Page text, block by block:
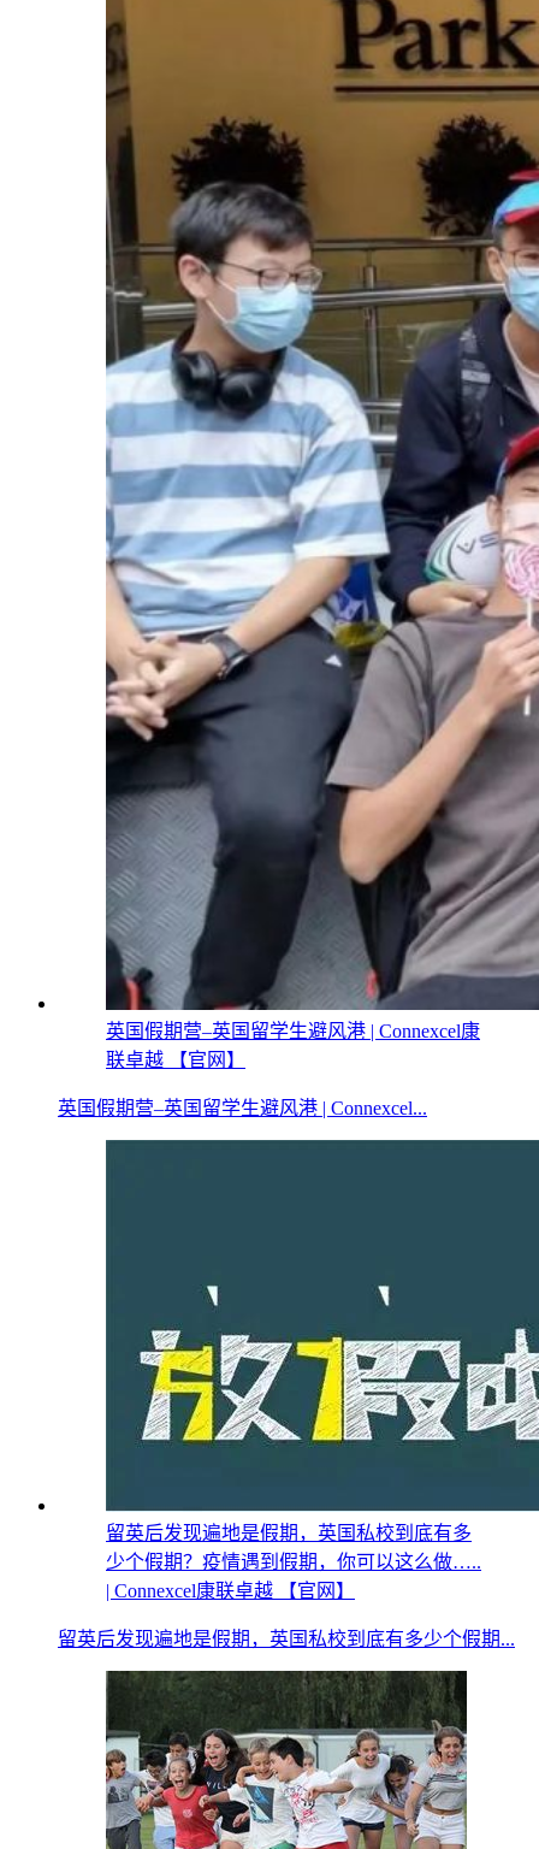
英国假期营–英国留学生避风港 | Connexcel康
联卓越 【官网】
英国假期营–英国留学生避风港 | Connexcel...
留英后发现遍地是假期，英国私校到底有多
少个假期？疫情遇到假期，你可以这么做…..
| Connexcel康联卓越 【官网】
留英后发现遍地是假期，英国私校到底有多少个假期...